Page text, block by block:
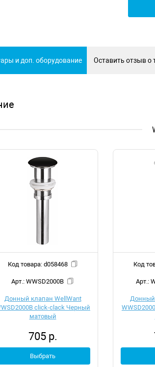
и доп. оборудование Оставить отзыв о
Код товара: d058468
Арт.: WWSD2000B
Донный клапан WellWant
click-clack Черный
матовый
705 р.
Выбрать
Донный